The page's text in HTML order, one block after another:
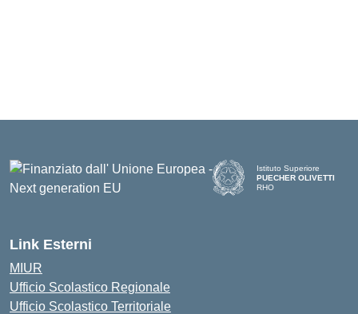
Istituto Superiore
PUECHER OLIVETTI
RHO
Link Esterni
MIUR
Ufficio Scolastico Regionale
Ufficio Scolastico Territoriale